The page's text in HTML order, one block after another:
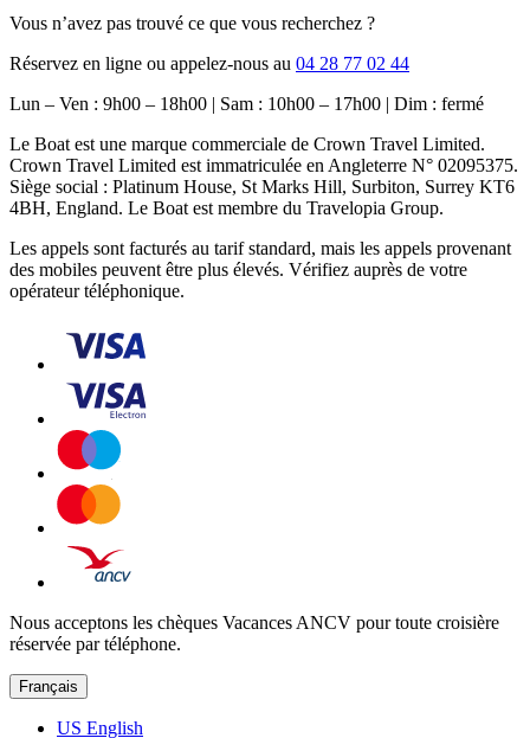
Vous n’avez pas trouvé ce que vous recherchez ?
Réservez en ligne ou appelez-nous au 04 28 77 02 44
Lun – Ven : 9h00 – 18h00 | Sam : 10h00 – 17h00 | Dim : fermé
Le Boat est une marque commerciale de Crown Travel Limited.
Crown Travel Limited est immatriculée en Angleterre N° 02095375.
Siège social : Platinum House, St Marks Hill, Surbiton, Surrey KT6
4BH, England. Le Boat est membre du Travelopia Group.
Les appels sont facturés au tarif standard, mais les appels provenant
des mobiles peuvent être plus élevés. Vérifiez auprès de votre
opérateur téléphonique.
Nous acceptons les chèques Vacances ANCV pour toute croisière
réservée par téléphone.
Français
US English